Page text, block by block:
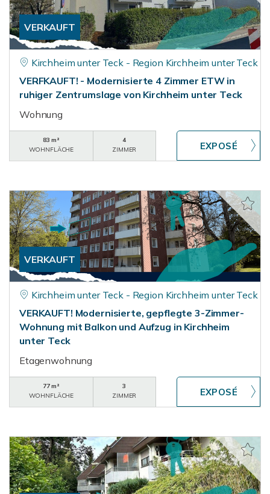
VERKAUFT
Kirchheim unter Teck - Region Kirchheim unter Teck
VERFKAUFT! - Modernisierte 4 Zimmer ETW in
ruhiger Zentrumslage von Kirchheim unter Teck
Wohnung
83 m²
WOHNFLÄCHE
4
ZIMMER
VERKAUFT
Kirchheim unter Teck - Region Kirchheim unter Teck
VERKAUFT! Modernisierte, gepflegte 3-Zimmer-
Wohnung mit Balkon und Aufzug in Kirchheim
unter Teck
Etagenwohnung
77 m²
WOHNFLÄCHE
3
ZIMMER